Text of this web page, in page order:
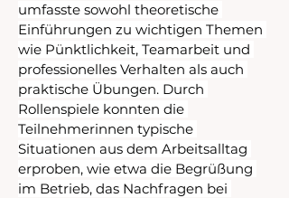
umfasste sowohl theoretische
Einführungen zu wichtigen Themen
wie Pünktlichkeit, Teamarbeit und
professionelles Verhalten als auch
praktische Übungen. Durch
Rollenspiele konnten die
Teilnehmerinnen typische
Situationen aus dem Arbeitsalltag
erproben, wie etwa die Begrüßung
im Betrieb, das Nachfragen bei